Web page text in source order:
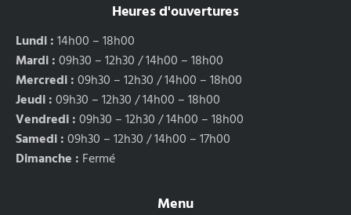
Heures d'ouvertures
Lundi :14h00 – 18h00
Mardi :09h30 – 12h30 / 14h00 – 18h00
Mercredi :09h30 – 12h30 / 14h00 – 18h00
Jeudi :09h30 – 12h30 / 14h00 – 18h00
Vendredi :09h30 – 12h30 / 14h00 – 18h00
Samedi :09h30 – 12h30 / 14h00 – 17h00
Dimanche : Fermé
Menu